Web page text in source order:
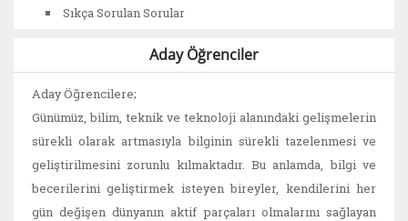
Sıkça Sorulan Sorular
Aday Öğrenciler
Aday Öğrencilere;
Günümüz, bilim, teknik ve teknoloji alanındaki gelişmelerin
sürekli olarak artmasıyla bilginin sürekli tazelenmesi ve
geliştirilmesini zorunlu kılmaktadır. Bu anlamda, bilgi ve
becerilerini geliştirmek isteyen bireyler, kendilerini her
gün değişen dünyanın aktif parçaları olmalarını sağlayan